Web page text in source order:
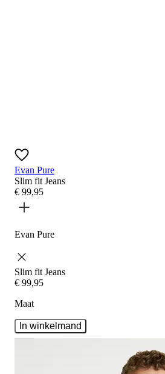
Evan Pure
Slim fitJeans
€ 99,95
Evan Pure
Slim fitJeans
€ 99,95
Maat
In winkelmand